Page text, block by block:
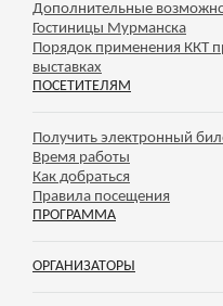
Дополнительные
Гостиницы Мурманска
Порядок применения ККТ
выставках
ПОСЕТИТЕЛЯМ
Получить электронный
Время работы
Как добраться
Правила посещения
ПРОГРАММА
ОРГАНИЗАТОРЫ